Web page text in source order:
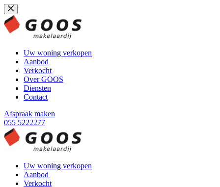
Ga
naar
de
inhoud
Uw woning verkopen
Aanbod
Verkocht
Over GOOS
Diensten
Contact
Afspraak maken
055 5222277
Uw woning verkopen
Aanbod
Verkocht